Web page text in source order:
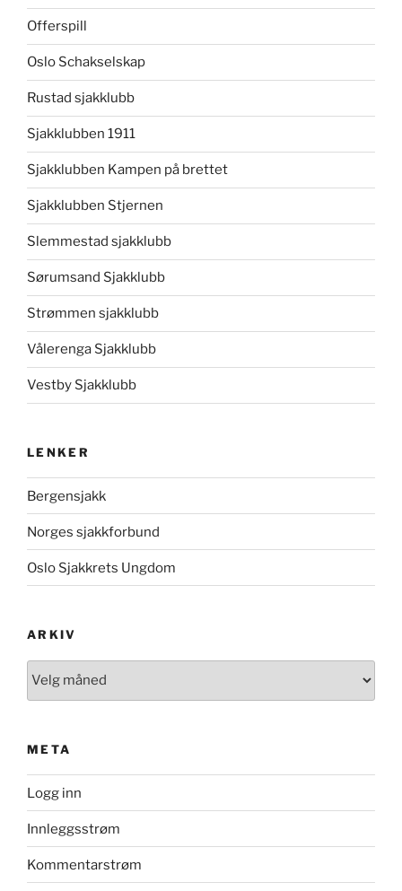
Offerspill
Oslo Schakselskap
Rustad sjakklubb
Sjakklubben 1911
Sjakklubben Kampen på brettet
Sjakklubben Stjernen
Slemmestad sjakklubb
Sørumsand Sjakklubb
Strømmen sjakklubb
Vålerenga Sjakklubb
Vestby Sjakklubb
LENKER
Bergensjakk
Norges sjakkforbund
Oslo Sjakkrets Ungdom
ARKIV
META
Logg inn
Innleggsstrøm
Kommentarstrøm